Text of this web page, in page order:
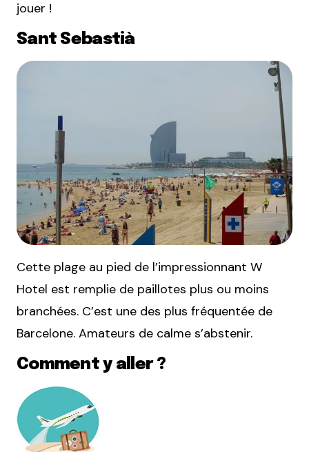
jouer !
Sant Sebastià
Cette plage au pied de l’impressionnant W
Hotel est remplie de paillotes plus ou moins
branchées. C’est une des plus fréquentée de
Barcelone. Amateurs de calme s’abstenir.
Comment y aller ?